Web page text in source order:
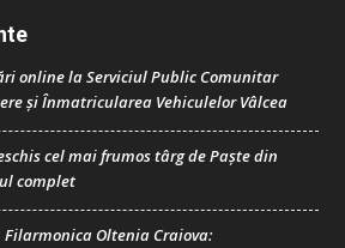
online la Serviciul Public Comunitar
şi Înmatricularea Vehiculelor Vâlcea
cel mai frumos târg de Paște din
complet
Filarmonica Oltenia Craiova: